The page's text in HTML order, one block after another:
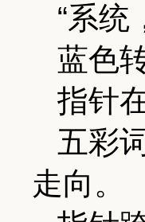
“系统
蓝色
指针
五彩
走向。